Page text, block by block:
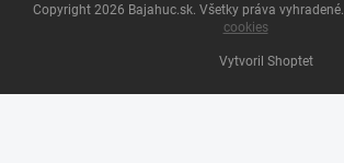
Vytvoril Shoptet
Copyright 2026 Bajahuc.sk. Všetky práva vyhradené.
cookies